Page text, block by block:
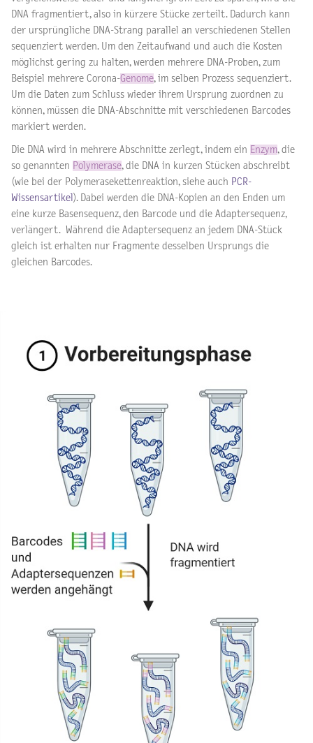
DNA fragmentiert, also in kürzere Stücke zerteilt. Dadurch kann
der ursprüngliche DNA-Strang parallel an verschiedenen Stellen
sequenziert werden. Um den Zeitaufwand und auch die Kosten
möglichst gering zu halten, werden mehrere DNA-Proben, zum
Beispiel mehrere Corona-Genome, im selben Prozess sequenziert.
Um die Daten zum Schluss wieder ihrem Ursprung zuordnen zu
können, müssen die DNA-Abschnitte mit verschiedenen Barcodes
markiert werden.
Die DNA wird in mehrere Abschnitte zerlegt, indem ein Enzym, die
so genannten Polymerase, die DNA in kurzen Stücken abschreibt
(wie bei der Polymerasekettenreaktion, siehe auch PCR-
Wissensartikel ). Dabei werden die DNA-Kopien an den Enden um
eine kurze Basensequenz, den Barcode und die Adaptersequenz,
verlängert. Während die Adaptersequenz an jedem DNA-Stück
gleich ist erhalten nur Fragmente desselben Ursprungs die
gleichen Barcodes.